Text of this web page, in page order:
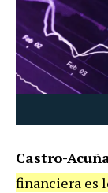
Castro-
financiera es